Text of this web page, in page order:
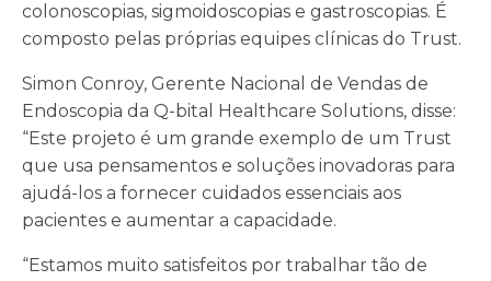
colonoscopias, sigmoidoscopias e gastroscopias. É
composto pelas próprias equipes clínicas do Trust.
Simon Conroy, Gerente Nacional de Vendas de
Endoscopia da Q-bital Healthcare Solutions, disse:
“Este projeto é um grande exemplo de um Trust
que usa pensamentos e soluções inovadoras para
ajudá-los a fornecer cuidados essenciais aos
pacientes e aumentar a capacidade.
“Estamos muito satisfeitos por trabalhar tão de